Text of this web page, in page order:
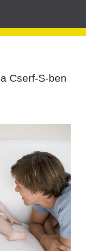
Cserf-S-ben